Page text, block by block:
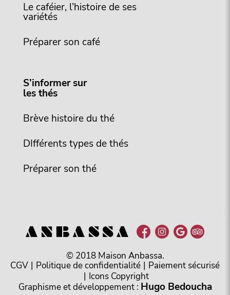
Le caféier, l’histoire de ses
variétés
Préparer son café
S’informer sur
les thés
Brève histoire du thé
DIfférents types de thés
Préparer son thé
© 2018 Maison Anbassa.
CGV | Politique de confidentialité | Paiement sécurisé
| Icons Copyright
Graphisme et développement : Hugo Bedoucha